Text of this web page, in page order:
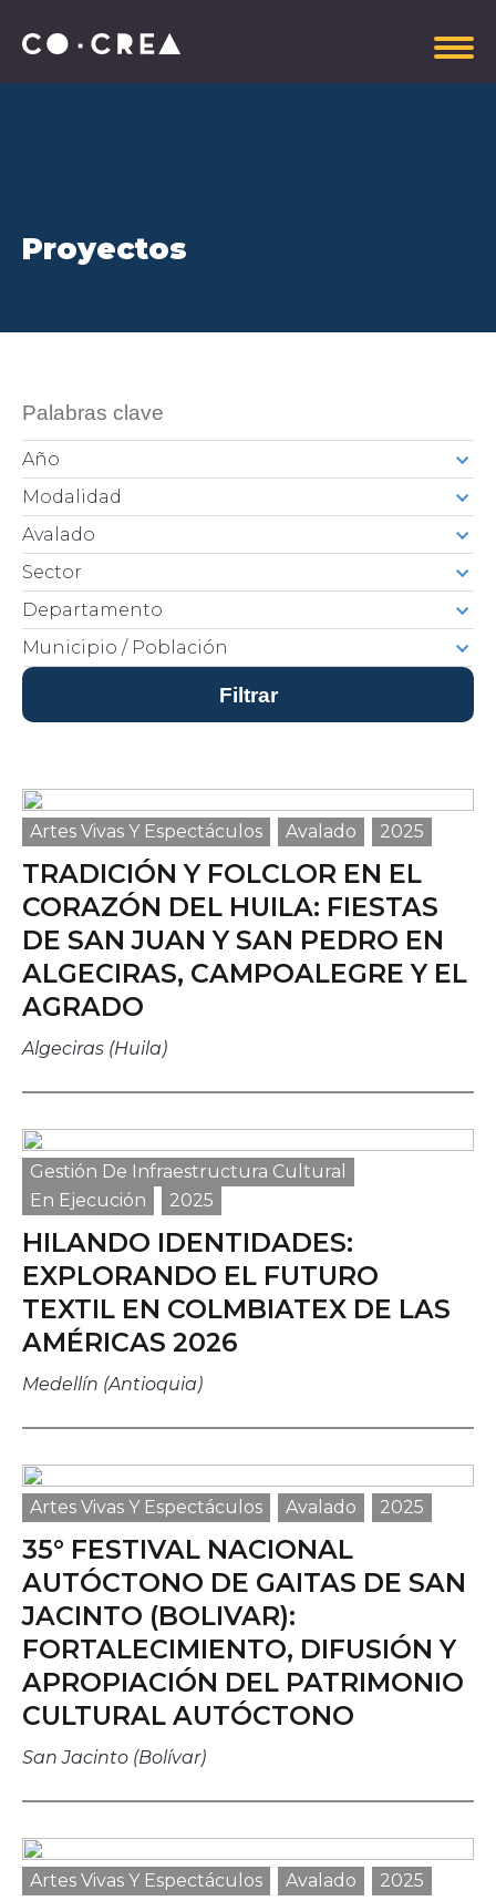
Plataforma estratégica
Aportantes
Explora
¿En qué consiste el beneficio tributario que
Ciudadanos del Río
Proyectos Convocatoria CoCrea
PAI
2023
2023
2024
Ruta
Convocatorias
Convocatoria CoCrea 2026
Convocatoria Crea Digital
Convocatoria Territorios
Suscríbete a la Newsletter
A+ A-
Proyectos
Año
Modalidad
Avalado
Sector
Departamento
Municipio / Población
Artes Vivas Y Espectáculos Avalado 2025
TRADICIÓN Y FOLCLOR EN EL
CORAZÓN DEL HUILA: FIESTAS
DE SAN JUAN Y SAN PEDRO EN
ALGECIRAS, CAMPOALEGRE Y EL
AGRADO
Algeciras (Huila)
Gestión De Infraestructura Cultural
En Ejecución
2025
HILANDO IDENTIDADES:
EXPLORANDO EL FUTURO
TEXTIL EN COLMBIATEX DE LAS
AMÉRICAS 2026
Medellín (Antioquia)
Artes Vivas Y Espectáculos Avalado 2025
35° FESTIVAL NACIONAL
AUTÓCTONO DE GAITAS DE SAN
JACINTO (BOLIVAR):
FORTALECIMIENTO, DIFUSIÓN Y
APROPIACIÓN DEL PATRIMONIO
CULTURAL AUTÓCTONO
San Jacinto (Bolívar)
Artes Vivas Y Espectáculos Avalado 2025